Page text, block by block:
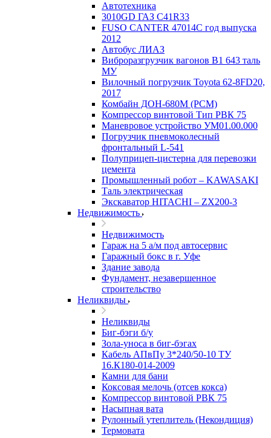
Автотехника
3010GD ГАЗ С41R33
FUSO CANTER 47014C год выпуска
2012
Автобус ЛИАЗ
Виброразгрузчик вагонов В1 643 таль
МУ
Вилочный погрузчик Toyota 62-8FD20,
2017
Комбайн ДОН-680М (РСМ)
Компрессор винтовой Тип РВК 75
Маневровое устройство УМ01.00.000
Погрузчик пневмоколесный
фронтальный L-541
Полуприцеп-цистерна для перевозки
цемента
Промышленный робот – KAWASAKI
Таль электрическая
Экскаватор HITACHI – ZX200-3
Недвижимость
Недвижимость
Гараж на 5 а/м под автосервис
Гаражный бокс в г. Уфе
Здание завода
Фундамент, незавершенное
строительство
Неликвиды
Неликвиды
Биг-бэги б/у
Зола-уноса в биг-бэгах
Кабель АПвПу 3*240/50-10 ТУ
16.К180-014-2009
Камни для бани
Коксовая мелочь (отсев кокса)
Компрессор винтовой РВК 75
Насыпная вата
Рулонный утеплитель (Некондиция)
Термовата